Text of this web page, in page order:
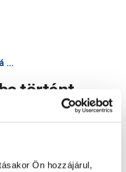
Ön hozzájárul,
...
történt